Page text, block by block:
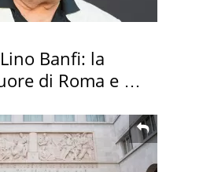
Banfi: la
di Roma e i